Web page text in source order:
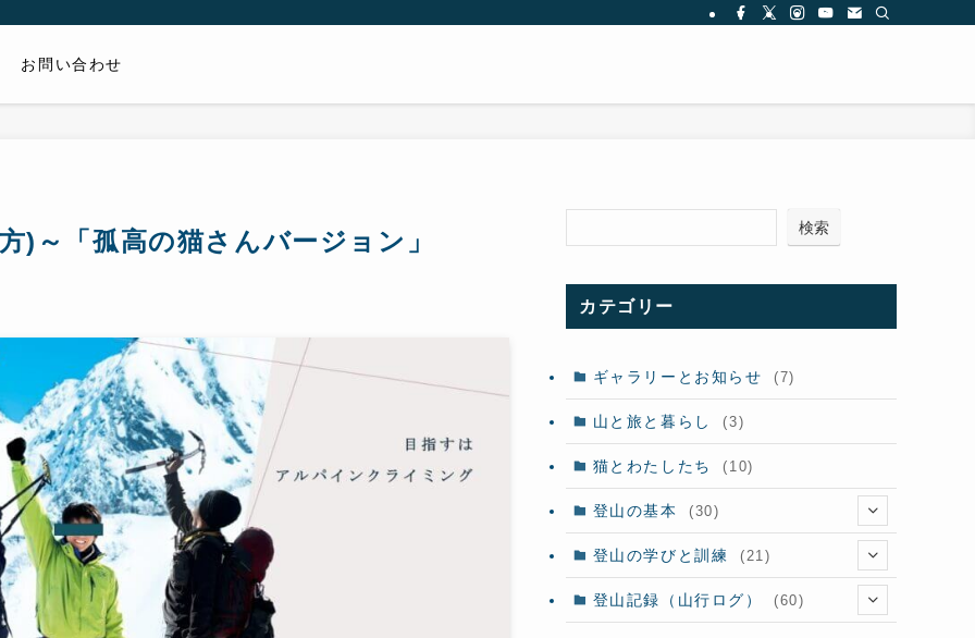
お問い合わせ
)～「孤高の猫さんバージョン」 検索
カテゴリー
ギャラリーとお知らせ (7)
山と旅と暮らし (3)
猫とわたしたち (10)
登山の基本 (30)
(14)
登山の学びと訓練 (21)
(8)
登山記録（山行ログ） (60)